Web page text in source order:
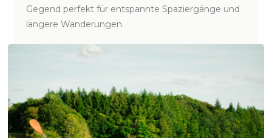
Gegend perfekt für entspannte Spaziergänge und
längere Wanderungen.